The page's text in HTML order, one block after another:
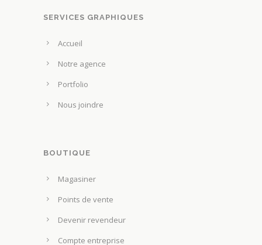
SERVICES GRAPHIQUES
Accueil
Notre agence
Portfolio
Nous joindre
BOUTIQUE
Magasiner
Points de vente
Devenir revendeur
Compte entreprise